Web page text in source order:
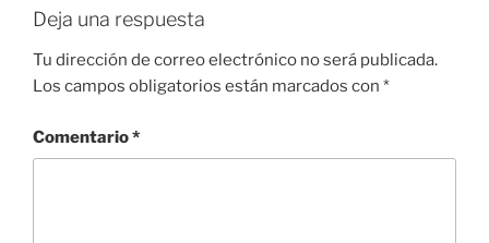
k
Deja una respuesta
Tu dirección de correo electrónico no será publicada.
Los campos obligatorios están marcados con *
Comentario*